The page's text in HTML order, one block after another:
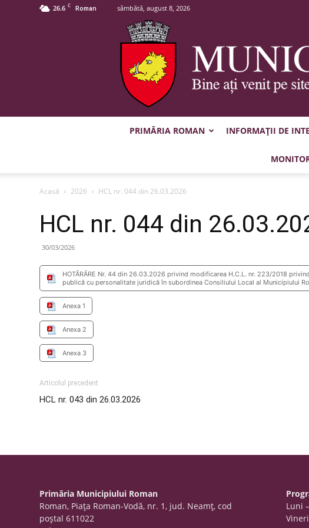
26.6 C Roman sâmbătă, august 8, 2026
PRIMĂRIA ROMAN INFORMAȚII DE
Acasă 2026 HCL nr. 044 din 26.03.2026
HCL nr. 044 din
30/03/2026
HOTÃRÂRE Nr. 44 din 26.03.2026 privind modificarea H.C.L. nr. 223/2018
publică cu personalitate juridică în subordinea Consiliului Local al Municipiului
Anexa 1
Anexa 2
Anexa 3
Articolul precedent
HCL nr. 043 din 26.03.2026
Primăria Municipiului Roman
Roman, Piaţa Roman-Vodă, nr. 1, jud. Neamţ, cod
poştal 611022
Luni